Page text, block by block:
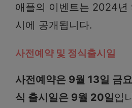
애플의 이벤트는 2024년
시에 공개됩니다.
사전예약 및 정식출시일
사전예약은 9월 13일 금
식 출시일은 9월 20일입